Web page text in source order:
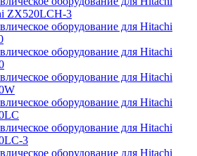
ZX520LCH-3
оборудование для Hitachi
оборудование для Hitachi
оборудование для Hitachi
оборудование для Hitachi
оборудование для Hitachi
3
оборудование для Hitachi